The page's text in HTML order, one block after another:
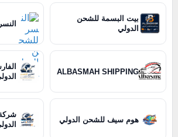
بيت البسمة للشحن
الدولي
ALBASMAH SHIPPING
هوم سيف للشحن الدولي